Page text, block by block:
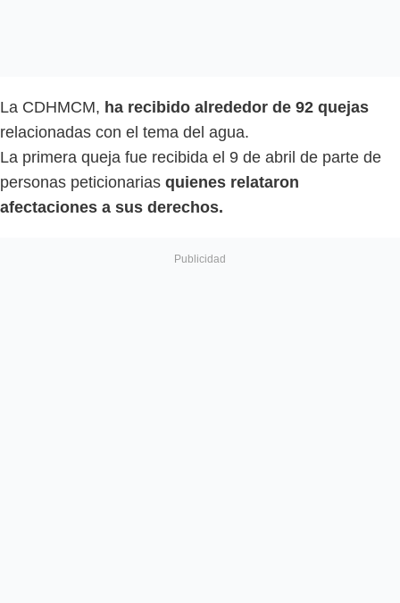
La CDHMCM, ha recibido alrededor de 92 quejas
relacionadas con el tema del agua.
La primera queja fue recibida el 9 de abril de parte de
personas peticionarias quienes relataron
afectaciones a sus derechos.